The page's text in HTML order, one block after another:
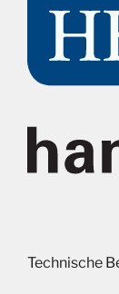
Technische